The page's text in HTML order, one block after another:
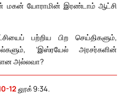
மகன் யோராமின் இரண்டாம் ஆட்சி
பற்றிய பிற செய்திகளும்,
‘இஸ்ரயேல் அரசர்களின்
அல்லவா?
12 லூக் 9:34.